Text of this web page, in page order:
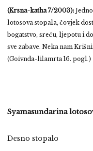
(Krsna-katha 7/2003):
lotosova stopala, čovjek
bogatstvo, sreću, ljepotu i
sve zabave. Neka nam
(Goivnda-lilamrta 16. pogl.)
Syamasundarina
Desno stopalo